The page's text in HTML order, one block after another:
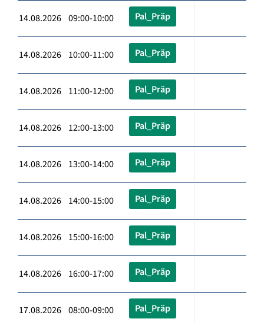
14.08.2026 09:00-10:00 Pal_Präp
14.08.2026 10:00-11:00 Pal_Präp
14.08.2026 11:00-12:00 Pal_Präp
14.08.2026 12:00-13:00 Pal_Präp
14.08.2026 13:00-14:00 Pal_Präp
14.08.2026 14:00-15:00 Pal_Präp
14.08.2026 15:00-16:00 Pal_Präp
14.08.2026 16:00-17:00 Pal_Präp
17.08.2026 08:00-09:00 Pal_Präp